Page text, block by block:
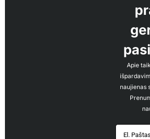
Apie
naujienas